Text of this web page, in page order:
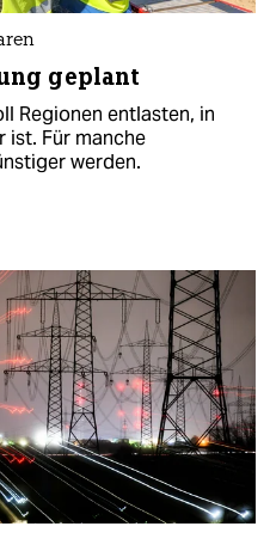
geplant
Regionen entlasten, in
ist. Für manche
werden.